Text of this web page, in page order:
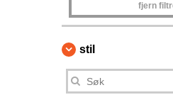
fjern
stil